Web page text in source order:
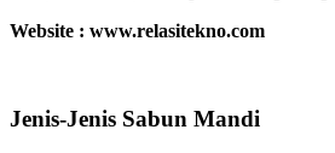
Website : www.relasitekno.com
Jenis-Jenis Sabun Mandi